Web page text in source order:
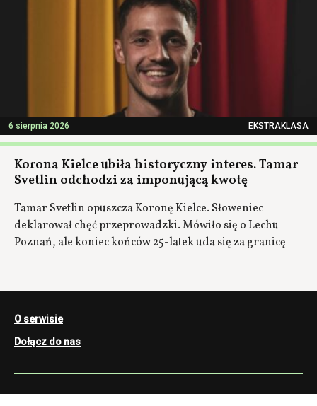
6 sierpnia 2026 EKSTRAKLASA
Korona Kielce ubiła historyczny interes. Tamar
Svetlin odchodzi za imponującą kwotę
Tamar Svetlin opuszcza Koronę Kielce. Słoweniec
deklarował chęć przeprowadzki. Mówiło się o Lechu
Poznań, ale koniec końców 25-latek uda się za granicę
O serwisie
Dołącz do nas